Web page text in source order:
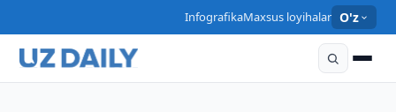
InfografikaMaxsus loyihalar O'z